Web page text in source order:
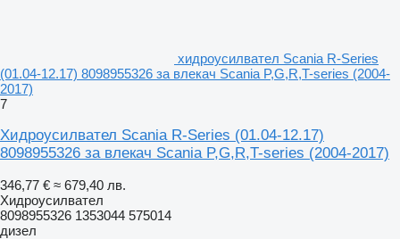
хидроусилвател Scania R-Series
(01.04-12.17) 8098955326 за влекач Scania P,G,R,T-series (2004-
2017)
7
Хидроусилвател Scania R-Series (01.04-12.17)
8098955326 за влекач Scania P,G,R,T-series (2004-2017)
346,77 € ≈ 679,40 лв.
Хидроусилвател
8098955326 1353044 575014
дизел